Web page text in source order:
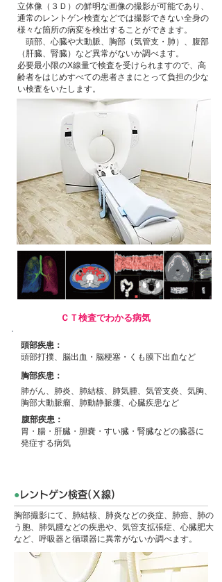
立体像（３Ｄ）の鮮明な画像の撮影が可能であり、
通常のレントゲン検査などでは撮影できない全身の
様々な箇所の病変を検出することができます。
頭部、心臓や大動脈、胸部（気管支・肺）、腹部
（肝臓、腎臓）など異常がないか調べます。
必要最小限のX線量で検査を受けられますので、高
齢者をはじめすべての患者さまにとって負担の少な
い検査をいたします。
ＣＴ検査でわかる病気
頭部疾患：
頭部打撲、脳出血・脳梗塞・くも膜下出血など
胸部疾患：
肺がん、肺炎、肺結核、肺気腫、気管支炎、気胸、
胸部大動脈瘤、肺動静脈瘻、心臓疾患など
腹部疾患：
胃・腸・肝臓・胆嚢・すい臓・腎臓などの臓器に
発症する病気
● レントゲン検査(Ｘ線)
胸部撮影にて、肺結核、肺炎などの炎症、肺癌、肺の
う胞、肺気腫などの疾患や、気管支拡張症、心臓肥大
など、呼吸器と循環器に異常がないか調べます。